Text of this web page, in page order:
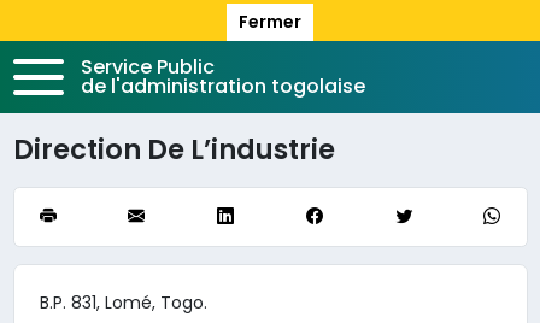
Fermer
Service Public
de l'administration togolaise
Direction De L’industrie
B.P. 831, Lomé, Togo.